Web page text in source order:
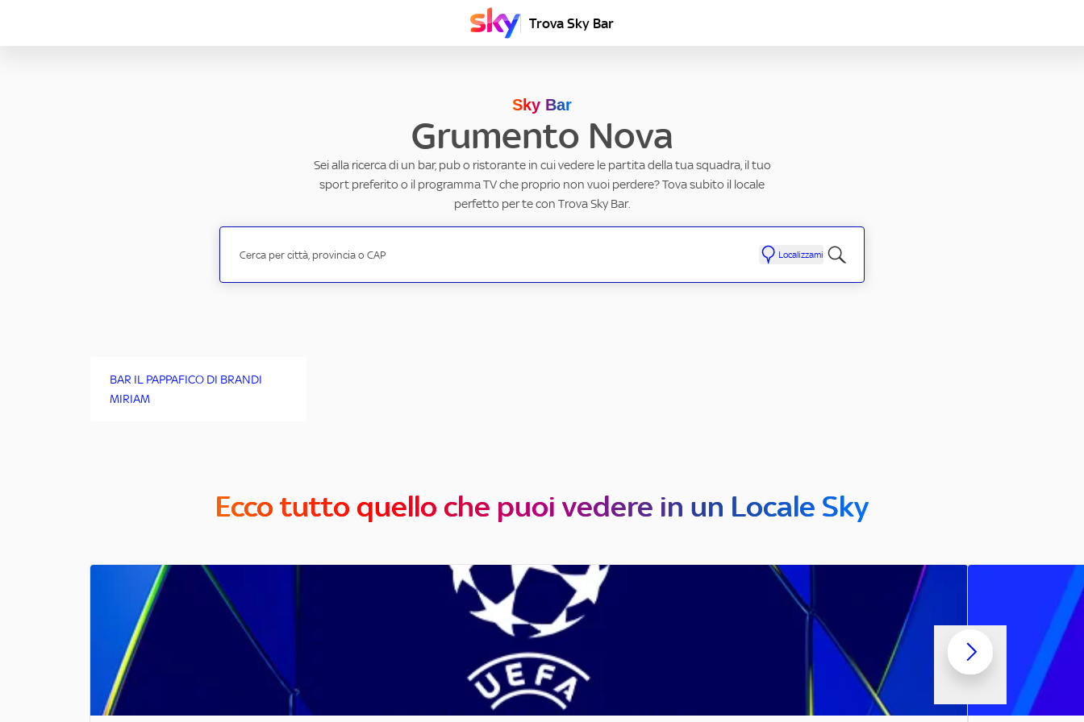
Trova Sky Bar
Sky Bar
Grumento Nova
Sei alla ricerca di un bar, pub o ristorante in cui vedere le partita della tua squadra, il tuo
sport preferito o il programma TV che proprio non vuoi perdere? Tova subito il locale
perfetto per te con Trova Sky Bar.
Localizzami
BAR IL PAPPAFICO DI BRANDI
MIRIAM
Ecco tutto quello che puoi vedere in un Locale Sky